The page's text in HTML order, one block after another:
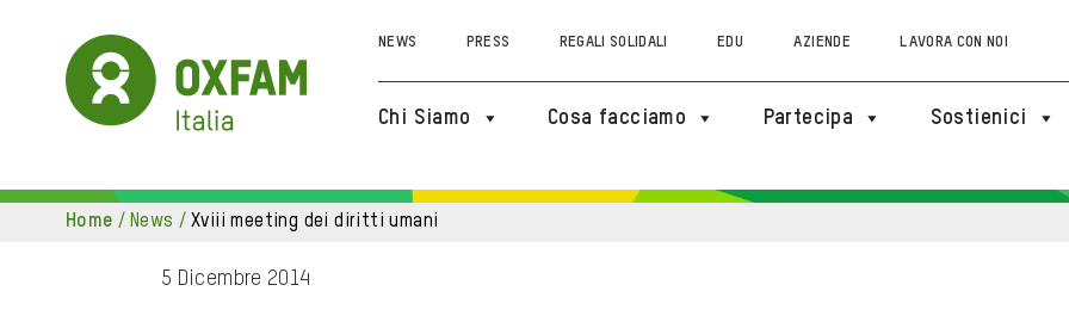
NEWS PRESS REGALI SOLIDALI EDU AZIENDE LAVORA CON NOI
Chi Siamo Cosa facciamo Partecipa Sostienici
home / news / xviii meeting dei diritti umani
5 Dicembre 2014